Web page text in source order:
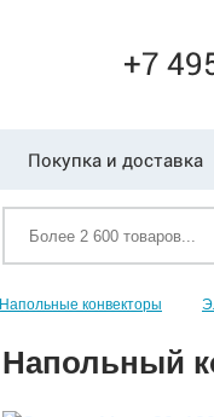
+7
Покупка и доставка
Напольные конвекторы
Напольный